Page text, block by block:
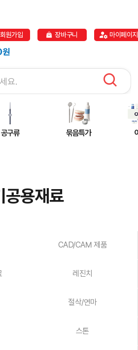
회원가입 장바구니 마이페이지
공구류 묶음특가
공용재료
CAD/CAM 제품
레진치
절삭/연마
스톤